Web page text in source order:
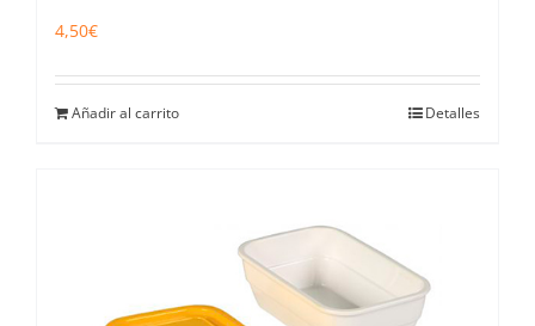
4,50€
Añadir al carrito Detalles